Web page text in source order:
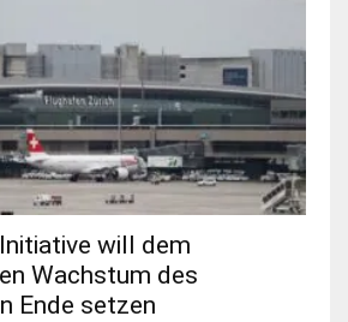
will dem
Wachstum des
Ende setzen